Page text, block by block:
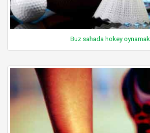
Buz sahada hokey oynamak